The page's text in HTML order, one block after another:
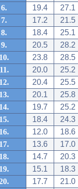
6.
19.4
27.1
7.
17.2
21.5
8.
18.4
25.1
9.
20.5
28.2
10.
23.8
28.5
11.
20.0
25.2
12.
20.4
25.5
13.
20.1
25.8
14.
19.7
25.2
15.
18.4
24.3
16.
12.0
18.6
17.
13.6
17.0
18.
14.7
20.3
19.
15.1
18.3
17.7
21.0